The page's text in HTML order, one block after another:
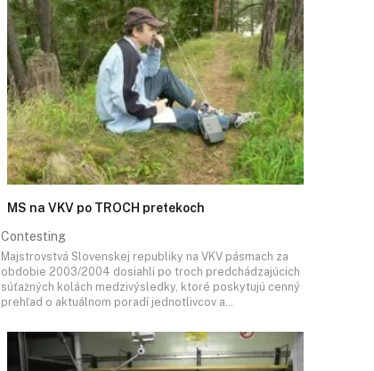
MS na VKV po TROCH pretekoch
Contesting
Majstrovstvá Slovenskej republiky na VKV pásmach za
obdobie 2003/2004 dosiahli po troch predchádzajúcich
súťažných kolách medzivýsledky, ktoré poskytujú cenný
prehľad o aktuálnom poradí jednotlivcov a…